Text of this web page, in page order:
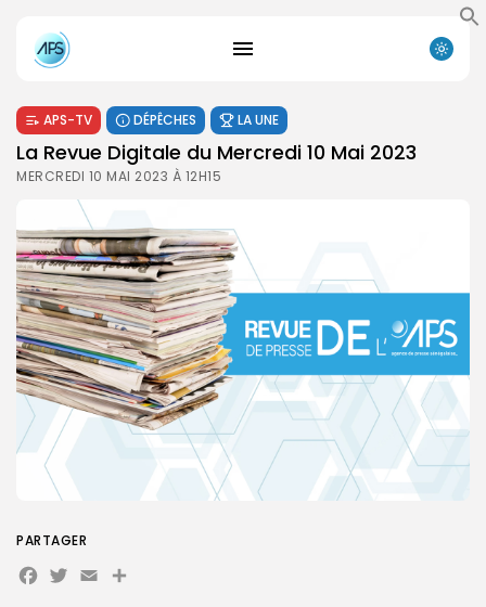
Search
APS-TV DÉPÊCHES LA UNE
La Revue Digitale du Mercredi 10 Mai 2023
MERCREDI 10 MAI 2023 À 12H15
PARTAGER
Facebook
Twitter
EmailPartager